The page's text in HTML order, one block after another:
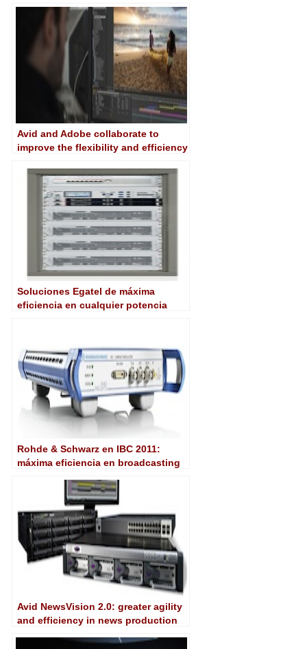
efficiency
Avid and Adobe collaborate to
improve the flexibility and efficiency
Soluciones Egatel de máxima
eficiencia en cualquier potencia
Rohde & Schwarz en IBC 2011:
máxima eficiencia en broadcasting
Avid NewsVision 2.0: greater agility
and efficiency in news production